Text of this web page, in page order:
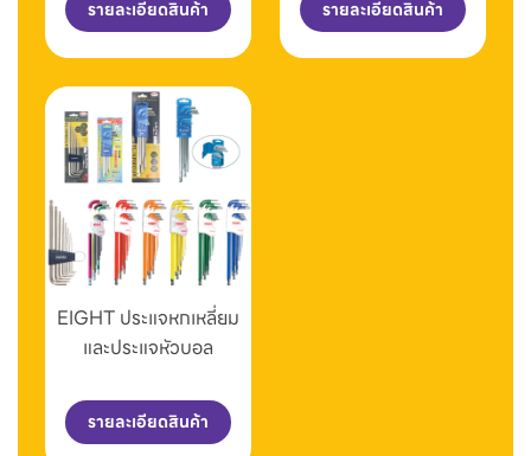
รายละเอียดสินค้า รายละเอียดสินค้า
EIGHT ประแจหกเหลี่ยม
และประแจหัวบอล
รายละเอียดสินค้า